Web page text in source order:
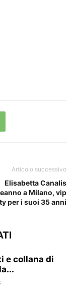
Articolo successivo
Elisabetta Canalis
a Milano, vip
per i suoi 35 anni
e collana di